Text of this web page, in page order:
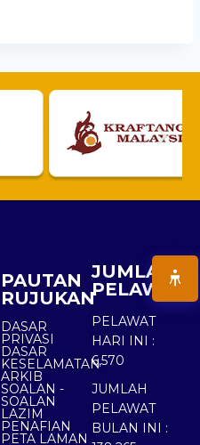
PAUTAN
RUJUKAN
DASAR
PRIVASI
DASAR
KESELAMATAN
ARKIB
SOALAN -
SOALAN
LAZIM
PENAFIAN
PETA LAMAN
JUMLAH
PELAWAT
PELAWAT
HARI INI :
6,570
JUMLAH
PELAWAT
BULAN INI :